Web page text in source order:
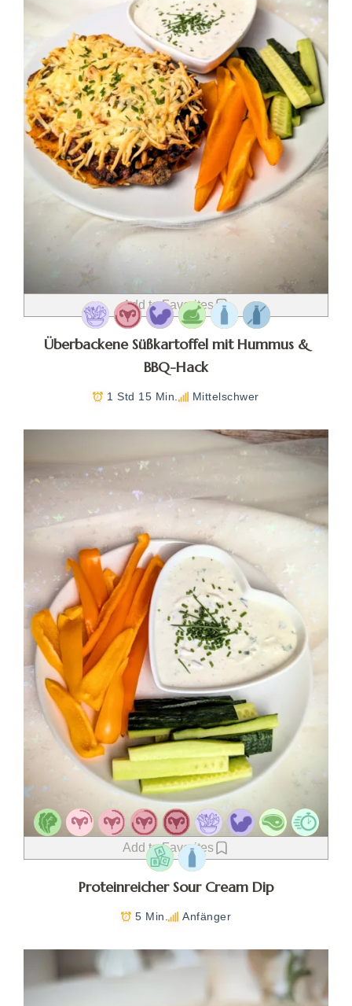
Add to Favorites
Überbackene Süßkartoffel mit Hummus &
BBQ-Hack
1 Std 15 Min. Mittelschwer
Add to Favorites
Proteinreicher Sour Cream Dip
5 Min. Anfänger